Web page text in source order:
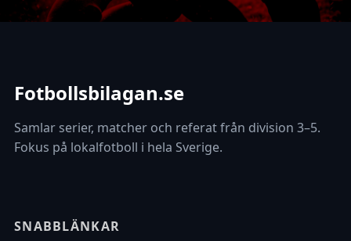
Fotbollsbilagan.se
Samlar serier, matcher och referat från division 3–5.
Fokus på lokalfotboll i hela Sverige.
SNABBLÄNKAR